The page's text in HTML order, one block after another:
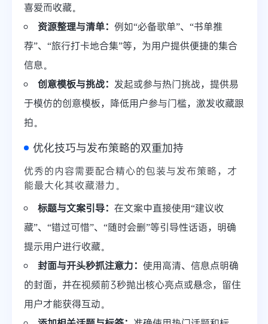
喜爱而收藏。
资源整理与清单： 例如“必备歌单”、“书单推
荐”、“旅行打卡地合集”等，为用户提供便捷的集合
信息。
创意模板与挑战： 发起或参与热门挑战，提供易
于模仿的创意模板，降低用户参与门槛，激发收藏跟
拍。
优化技巧与发布策略的双重加持
优秀的内容需要配合精心的包装与发布策略，才
能最大化其收藏潜力。
标题与文案引导： 在文案中直接使用“建议收
藏”、“错过可惜”、“随时会删”等引导性话语，明确
提示用户进行收藏。
封面与开头秒抓注意力： 使用高清、信息点明确
的封面，并在视频前3秒抛出核心亮点或悬念，留住
用户才能获得互动。